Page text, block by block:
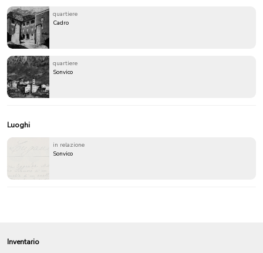
quartiere
Cadro
quartiere
Sonvico
Luoghi
in relazione
Sonvico
Inventario